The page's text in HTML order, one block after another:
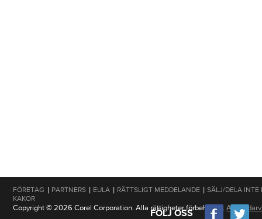
FÖRETAG | PARTNERS | EULA | RÄTTSLIGT MEDDELANDE | SÄLJ/DELA
KAKOR
Copyright © 2026 Corel Corporation. Alla rättigheter förbehållna.
FÖLJ OSS